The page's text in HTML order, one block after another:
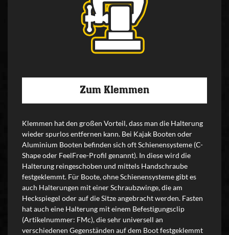
Zum Klemmen
Klemmen hat den großen Vorteil, dass man die Halterung
wieder spurlos entfernen kann. Bei Kajak Booten oder
Aluminium Booten befinden sich oft Schienensysteme (C-
Shape oder FeelFree-Profil genannt). In diese wird die
Halterung reingeschoben und mittels Handschraube
festgeklemmt. Für Boote, ohne Schienensysteme gibt es
auch Halterungen mit einer Schraubzwinge, die am
Heckspiegel oder auf die Sitze angebracht werden. Fasten
hat auch eine Halterung mit einem Befestigungsclip
(Artikelnummer: FMc), die sehr universell an
verschiedenen Gegenständen auf dem Boot festgeklemmt